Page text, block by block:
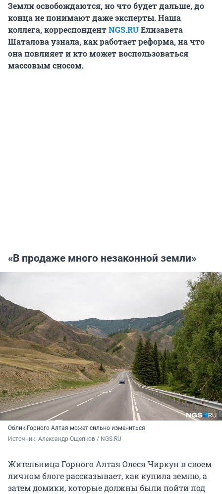
Земли освобождаются, но что будет дальше, до
конца не понимают даже эксперты. Наша
коллега, корреспондентNGS.RUЕлизавета
Шаталова узнала, как работает реформа, на что
она повлияет и кто может воспользоваться
массовым сносом.
«В продаже много незаконной земли»
Облик Горного Алтая может сильно измениться
Источник: Александр Ощепков / NGS.RU
Жительница Горного Алтая Олеся Чиркун в своем
личном блоге рассказывает, как купила землю, а
затем домики, которые должны были пойти под